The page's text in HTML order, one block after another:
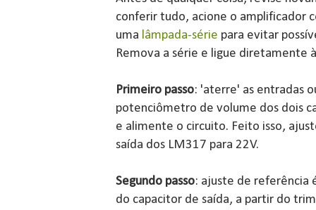
conferir tudo, acione o amplificador
uma lâmpada-série para evitar
Remova a série e ligue diretamente
Primeiro passo: 'aterre' as entradas
potenciômetro de volume dos dois
e alimente o circuito. Feito isso,
saída dos LM317 para 22V.
Segundo passo: ajuste de referência
do capacitor de saída, a partir do